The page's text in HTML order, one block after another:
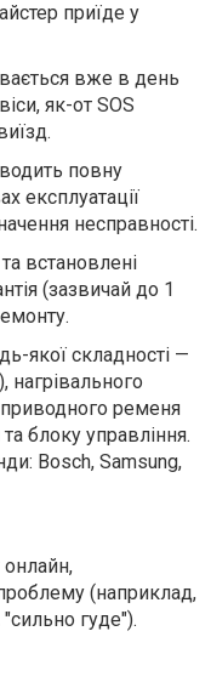
приїде у
вже в день
як-от SOS
повну
експлуатації
несправності.
встановлені
(зазвичай до 1
якої складності —
нагрівального
ременя
блоку управління.
Bosch, Samsung,
(наприклад,
гуде").